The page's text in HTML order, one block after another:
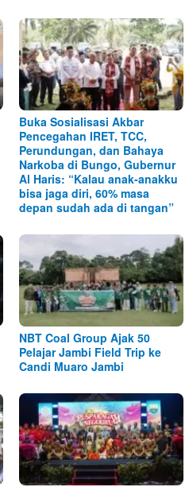
Buka Sosialisasi Akbar
Pencegahan IRET, TCC,
Perundungan, dan Bahaya
Narkoba di Bungo, Gubernur
Al Haris: “Kalau anak-anakku
bisa jaga diri, 60% masa
depan sudah ada di tangan”
NBT Coal Group Ajak 50
Pelajar Jambi Field Trip ke
Candi Muaro Jambi